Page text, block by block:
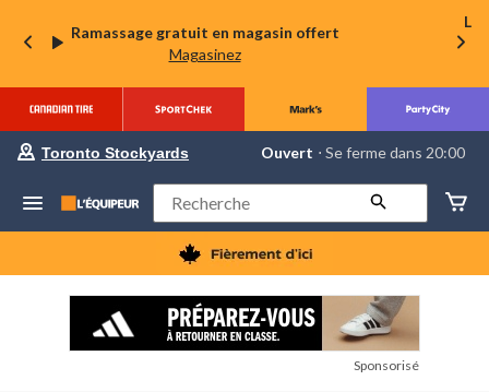
Ramassage gratuit en magasin offert
Magasinez
La
votre
préféré
Toronto
Stockyards,
courament
Ouvert,
ferme
dans
à
Toronto Stockyards Ouvert ⋅ Se ferme dans 20:00
Rechercher
Sponsorisé